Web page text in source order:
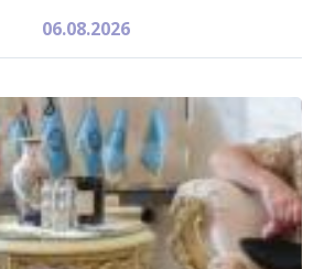
06.08.2026